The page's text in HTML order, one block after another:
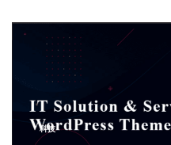
科技